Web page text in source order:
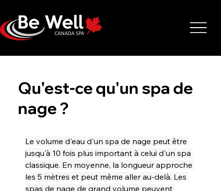
Qu'est-ce qu'un spa de
nage ?
Le volume d'eau d'un spa de nage peut être
jusqu'à 10 fois plus important à celui d'un spa
classique. En moyenne, la longueur approche
les 5 mètres et peut même aller au-delà. Les
spas de nage de grand volume peuvent